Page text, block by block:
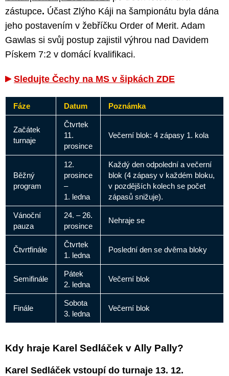
zástupce. Účast Zlýho Káji na šampionátu byla dána
jeho postavením v žebříčku Order of Merit. Adam
Gawlas si svůj postup zajistil výhrou nad Davidem
Pískem 7:2 v domácí kvalifikaci.
Sledujte Čechy na MS v šipkách ZDE
Fáze Datum Poznámka
Začátek
turnaje
Čtvrtek
11.
prosince
Večerní blok: 4 zápasy 1. kola
Běžný
program
12.
prosince
–
1. ledna
Každý den odpolední a večerní
blok (4 zápasy v každém bloku,
v pozdějších kolech se počet
zápasů snižuje).
Vánoční
pauza
24. – 26.
prosince
Nehraje se
Čtvrtfinále
Čtvrtek
1. ledna
Poslední den se dvěma bloky
Semifinále
Pátek
2. ledna
Večerní blok
Finále
Sobota
3. ledna
Večerní blok
Kdy hraje Karel Sedláček v Ally Pally?
Karel Sedláček vstoupí do turnaje 13. 12.